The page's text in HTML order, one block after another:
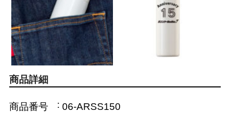
商品詳細
商品番号
06-ARSS150